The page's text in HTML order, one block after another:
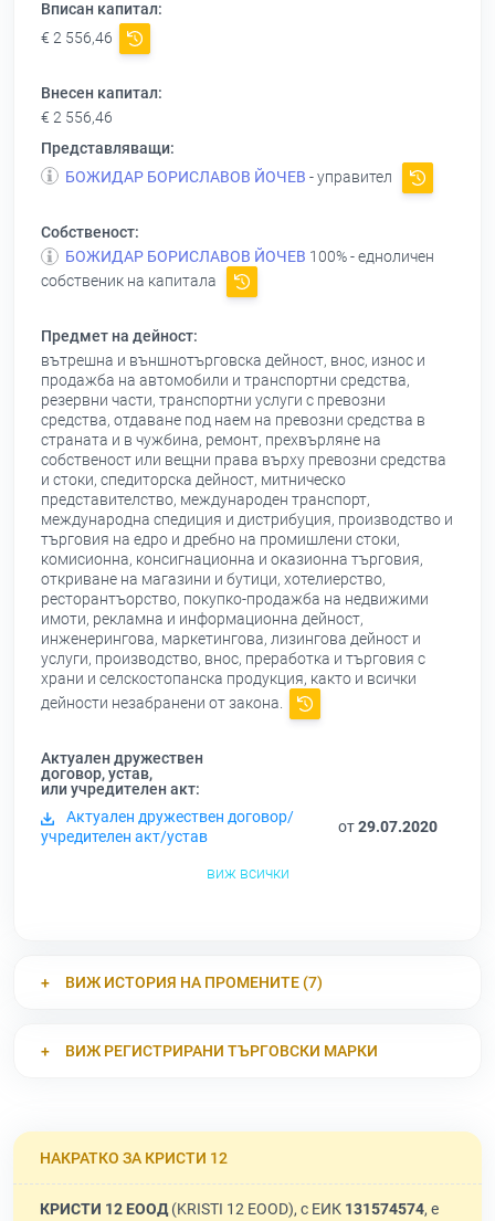
Вписан капитал:
€ 2 556,46
Внесен капитал:
€ 2 556,46
Представляващи:
БОЖИДАР БОРИСЛАВОВ ЙОЧЕВ - управител
Собственост:
БОЖИДАР БОРИСЛАВОВ ЙОЧЕВ 100% - едноличен
собственик на капитала
Предмет на дейност:
вътрешна и външнотърговска дейност, внос, износ и
продажба на автомобили и транспортни средства,
резервни части, транспортни услуги с превозни
средства, отдаване под наем на превозни средства в
страната и в чужбина, ремонт, прехвърляне на
собственост или вещни права върху превозни средства
и стоки, спедиторска дейност, митническо
представителство, международен транспорт,
международна спедиция и дистрибуция, производство и
търговия на едро и дребно на промишлени стоки,
комисионна, консигнационна и оказионна търговия,
откриване на магазини и бутици, хотелиерство,
ресторантъорство, покупко-продажба на недвижими
имоти, рекламна и информационна дейност,
инженерингова, маркетингова, лизингова дейност и
услуги, производство, внос, преработка и търговия с
храни и селскостопанска продукция, както и всички
дейности незабранени от закона.
Актуален дружествен
договор, устав,
или учредителен акт:
Актуален дружествен договор/
учредителен акт/устав
от29.07.2020
виж всички
ВИЖ ИСТОРИЯ НА ПРОМЕНИТЕ (7)
ВИЖ РЕГИСТРИРАНИ ТЪРГОВСКИ МАРКИ
НАКРАТКО ЗА КРИСТИ 12
КРИСТИ 12 ЕООД(KRISTI 12 EOOD), с ЕИК 131574574, е